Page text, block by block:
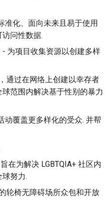
准化、面向未来且易于使用
问性数据.
- 为项目收集资源以创建多样
通过在网络上创建以幸存者
范围内解决基于性别的暴力
动覆盖更多样化的受众. 并帮
在为解决 LGBTQIA+ 社区内
努力.
轮椅无障碍场所众包和开放